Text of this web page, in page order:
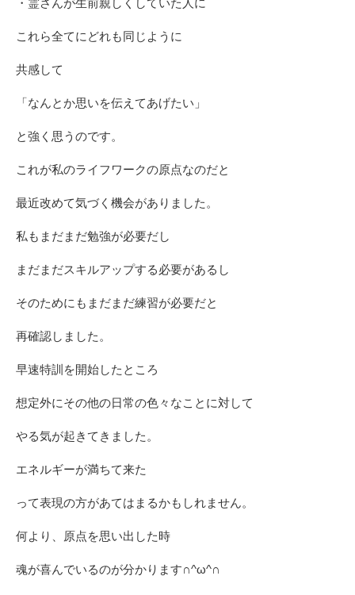
・霊さんが生前親しくしていた人に
これら全てにどれも同じように
共感して
「なんとか思いを伝えてあげたい」
と強く思うのです。
これが私のライフワークの原点なのだと
最近改めて気づく機会がありました。
私もまだまだ勉強が必要だし
まだまだスキルアップする必要があるし
そのためにもまだまだ練習が必要だと
再確認しました。
早速特訓を開始したところ
想定外にその他の日常の色々なことに対して
やる気が起きてきました。
エネルギーが満ちて来た
って表現の方があてはまるかもしれません。
何より、原点を思い出した時
魂が喜んでいるのが分かります∩^ω^∩